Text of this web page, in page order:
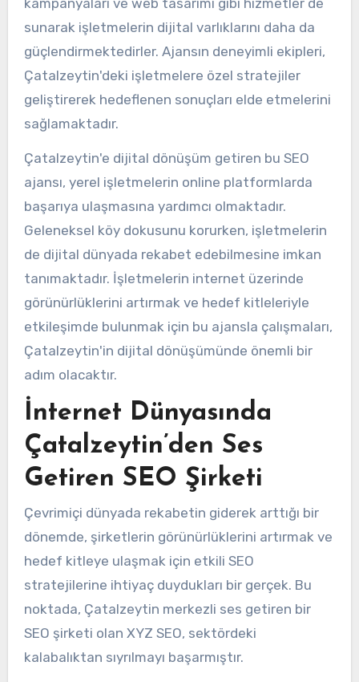
sunarak işletmelerin dijital varlıklarını daha da
güçlendirmektedirler. Ajansın deneyimli ekipleri,
Çatalzeytin'deki işletmelere özel stratejiler
geliştirerek hedeflenen sonuçları elde etmelerini
sağlamaktadır.
Çatalzeytin'e dijital dönüşüm getiren bu SEO
ajansı, yerel işletmelerin online platformlarda
başarıya ulaşmasına yardımcı olmaktadır.
Geleneksel köy dokusunu korurken, işletmelerin
de dijital dünyada rekabet edebilmesine imkan
tanımaktadır. İşletmelerin internet üzerinde
görünürlüklerini artırmak ve hedef kitleleriyle
etkileşimde bulunmak için bu ajansla çalışmaları,
Çatalzeytin'in dijital dönüşümünde önemli bir
adım olacaktır.
İnternet Dünyasında
Çatalzeytin’den Ses
Getiren SEO Şirketi
Çevrimiçi dünyada rekabetin giderek arttığı bir
dönemde, şirketlerin görünürlüklerini artırmak ve
hedef kitleye ulaşmak için etkili SEO
stratejilerine ihtiyaç duydukları bir gerçek. Bu
noktada, Çatalzeytin merkezli ses getiren bir
SEO şirketi olan XYZ SEO, sektördeki
kalabalıktan sıyrılmayı başarmıştır.